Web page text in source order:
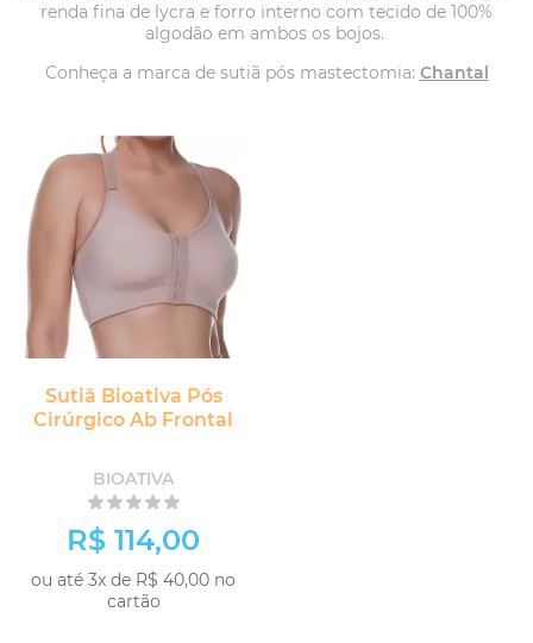
renda fina de lycra e forro interno com tecido de 100%
algodão em ambos os bojos.
Conheça a marca de sutiã pós mastectomia: Chantal
Sutiã Bioativa Pós
Cirúrgico Ab Frontal
BIOATIVA
R$ 114,00
ou até 3x de R$ 40,00 no
cartão